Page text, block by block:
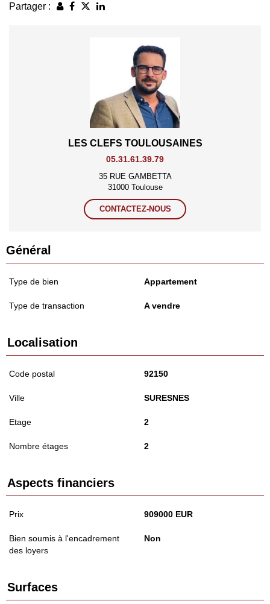
Partager :
LES CLEFS TOULOUSAINES
05.31.61.39.79
35 RUE GAMBETTA
31000 Toulouse
CONTACTEZ-NOUS
Général
Type de bien Appartement
Type de transaction A vendre
Localisation
Code postal 92150
Ville SURESNES
Etage 2
Nombre étages 2
Aspects financiers
Prix 909000 EUR
Bien soumis à l'encadrement
des loyers
Non
Surfaces